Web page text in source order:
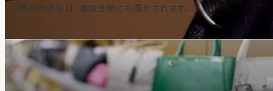
高めた価値は、買取金額にも還元されます。